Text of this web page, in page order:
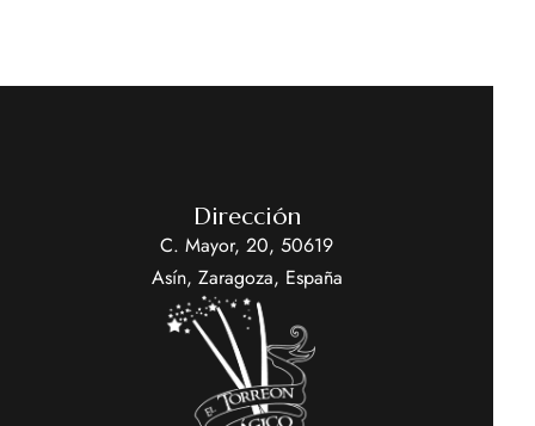
Dirección
C. Mayor, 20, 50619
Asín, Zaragoza, España